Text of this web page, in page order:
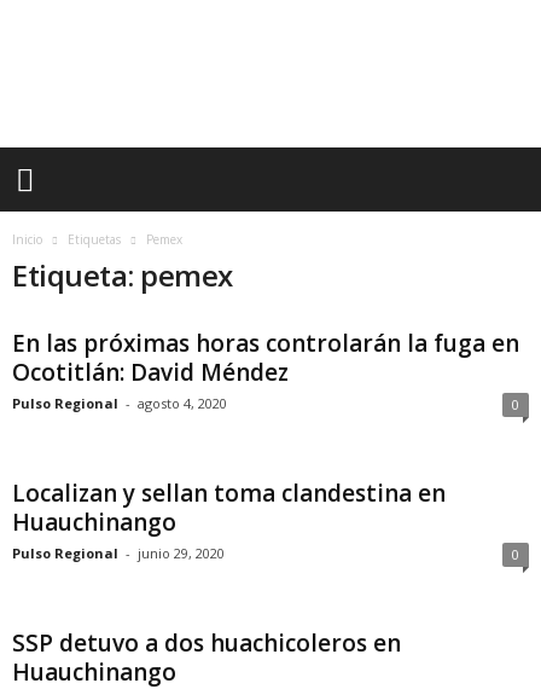
R
Inicio Etiquetas Pemex
Etiqueta: pemex
En las próximas horas controlarán la fuga en
Ocotitlán: David Méndez
Pulso Regional - agosto 4, 2020 0
Localizan y sellan toma clandestina en
Huauchinango
Pulso Regional - junio 29, 2020 0
SSP detuvo a dos huachicoleros en
Huauchinango